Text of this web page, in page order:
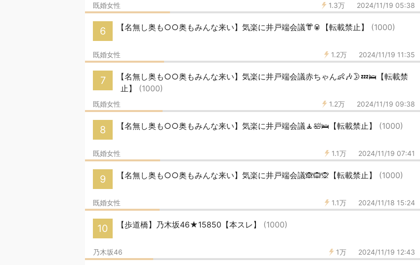
1.3万 2024/11/19 05:38
既婚女性
6 【名無し奥も○○奥もみんな来い】気楽に井戸端会議👘🥫【転載禁止】 (1000)
1.2万 2024/11/19 11:35
既婚女性
7
【名無し奥も○○奥もみんな来い】気楽に井戸端会議赤ちゃん👶🎶🌛💤🛌【転載禁
止】 (1000)
1.2万 2024/11/19 09:38
既婚女性
8 【名無し奥も○○奥もみんな来い】気楽に井戸端会議🧘🛀🛌【転載禁止】 (1000)
1.1万 2024/11/19 07:41
既婚女性
9 【名無し奥も○○奥もみんな来い】気楽に井戸端会議🙈🙉🙊【転載禁止】 (1000)
1.1万 2024/11/18 15:24
既婚女性
10 【歩道橋】乃木坂46★15850【本スレ】 (1000)
1万 2024/11/19 12:43
乃木坂46